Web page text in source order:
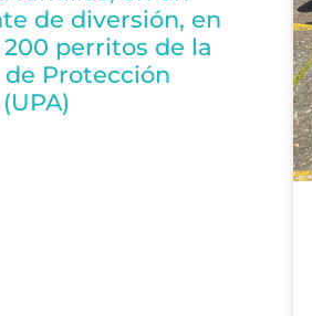
de diversión, en
perritos de la
Protección